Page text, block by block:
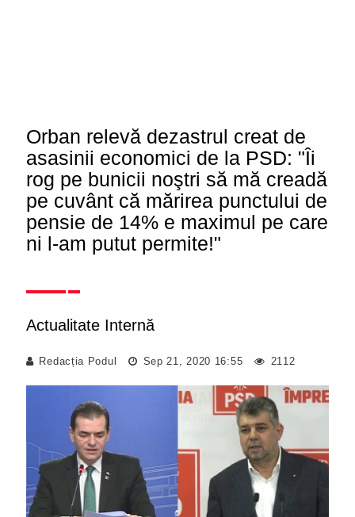
Orban relevă dezastrul creat de
asasinii economici de la PSD: "Îi
rog pe bunicii noştri să mă creadă
pe cuvânt că mărirea punctului de
pensie de 14% e maximul pe care
ni l-am putut permite!"
Actualitate Internă
Redacția Podul Sep 21, 2020 16:55 2112